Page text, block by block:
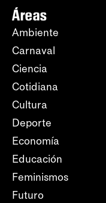
Áreas
Ambiente
Carnaval
Ciencia
Cotidiana
Cultura
Deporte
Economía
Educación
Feminismos
Futuro